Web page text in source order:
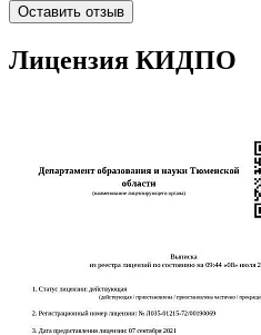
Оставить отзыв
Лицензия КИДПО